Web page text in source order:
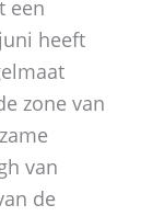
een
heeft
zone van
van
de